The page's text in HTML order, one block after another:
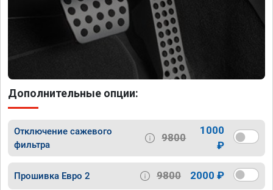
Дополнительные опции:
Отключение сажевого
фильтра
9800
1000
₽
Прошивка Евро 2 9800 2000 ₽